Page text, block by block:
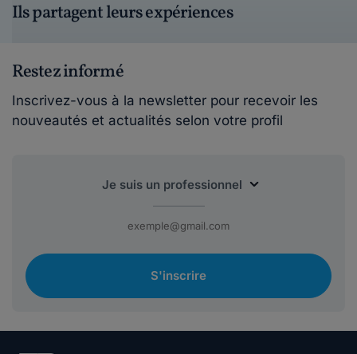
Ils partagent leurs expériences
Restez informé
Inscrivez-vous à la newsletter pour recevoir les
nouveautés et actualités selon votre profil
S'inscrire